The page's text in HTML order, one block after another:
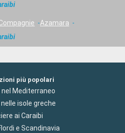
Azamara
più popolari
nel Mediterraneo
isole greche
ai Caraibi
e Scandinavia